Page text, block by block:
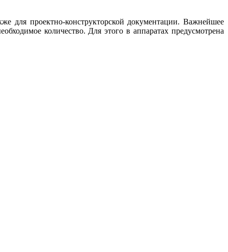
для проектно-конструкторской документации. Важнейшее
количество. Для этого в аппаратах предусмотрена